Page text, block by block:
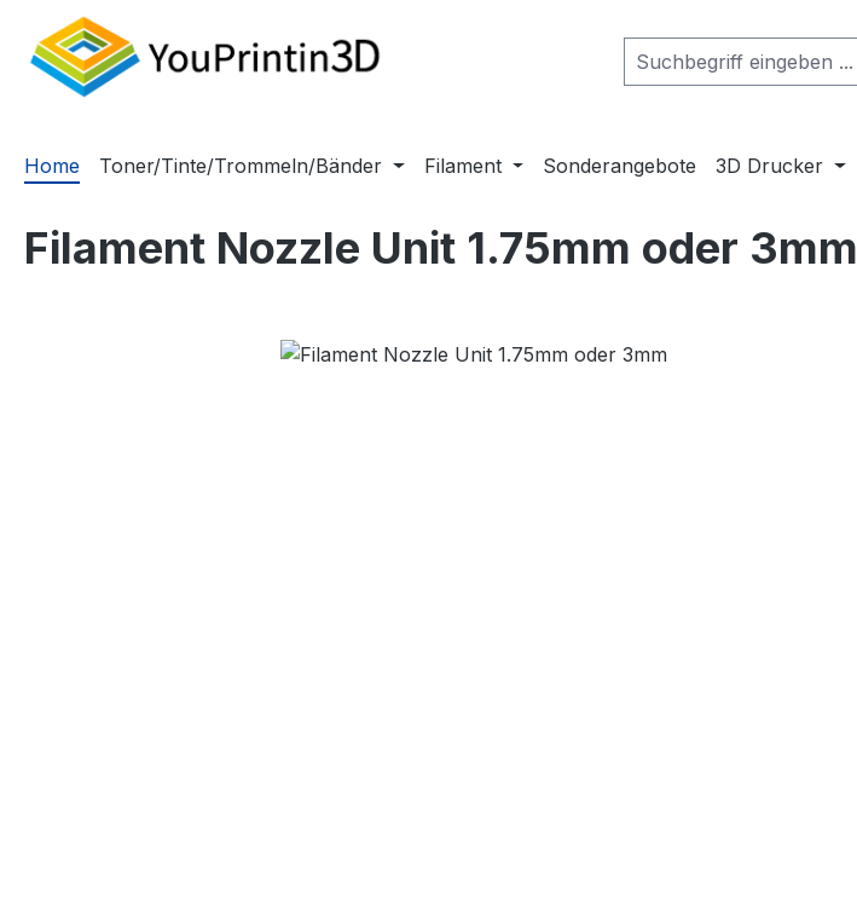
Hauptinhalt springen
Zur Suche springen
Zur Hauptnavigation springen
Home Toner/Tinte/Trommeln/Bänder Filament Sonderangebote 3D Drucker
Filament Nozzle Unit 1.75mm oder 3mm